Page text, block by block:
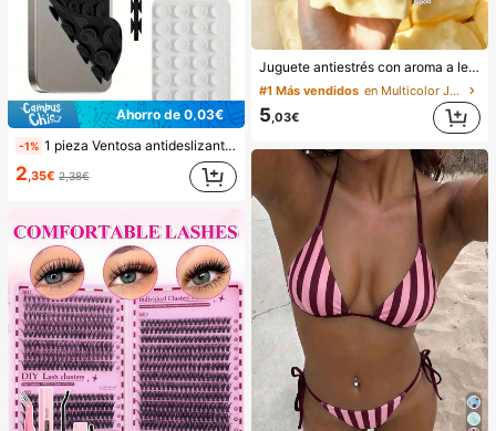
Ahorro de 0,03€
-1% 1 pieza Ventosa antideslizante de silicona para teléfono, 28 piezas Ventosas de silicona (almohadillas autoadhesivas), Antipega para teléfono, Almohadilla de succión para banco de energía de teléfono (Compatible con iPhone, teléfonos Android), Regalo de cumpleaños, Soporte para teléfono para familia/amigos, Soporte para teléfono, Accesorios para teléfono
2,35€ 2,38€
Juguete antiestrés con aroma a leche dulce de TPR suave y esponjoso con forma de dumpling, adorno divertido y lindo de 5 cm para apretar, regalo práctico y de moda, adecuado para cumpleaños, Pascua, Halloween, Navidad y varios regalos de fiesta, mejora el estado de ánimo
#1 Más vendidos en Multicolor Juguetes para apretar para adolescen
5 ,03€